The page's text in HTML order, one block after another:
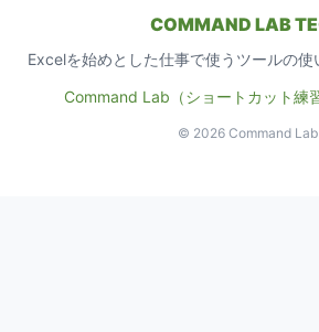
COMMAND LAB
Excelを始めとした仕事で使うツールの使
Command Lab（ショートカット練習
© 2026 Command Lab